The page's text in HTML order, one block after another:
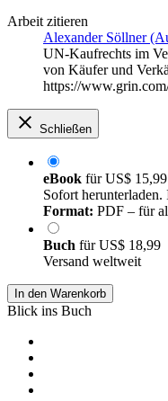
Arbeit zitieren
Alexander Söllner
UN-Kaufrechts im
von Käufer und
https://
Schließen
eBook fürUS$ 15,99
Sofort
Format: PDF – für
Buch fürUS$ 18,99
Versand weltweit
In den Warenkorb
Blick ins Buch